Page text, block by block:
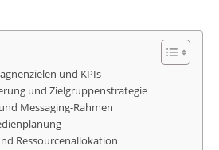
und KPIs
und Zielgruppenstrategie
Messaging-Rahmen
Ressourcenallokation